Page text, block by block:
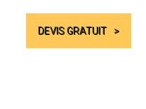
DEVIS GRATUIT